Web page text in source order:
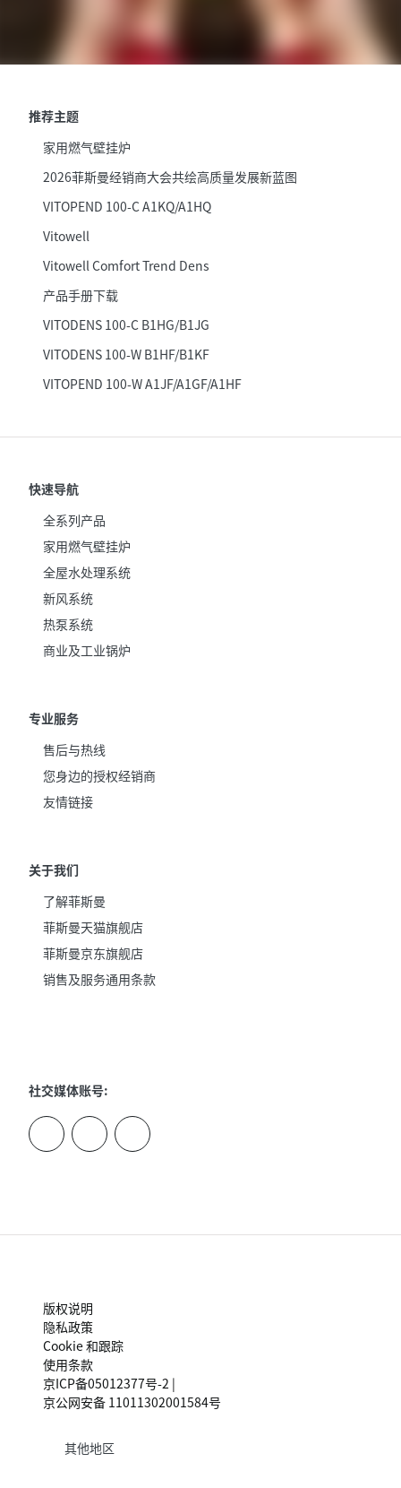
推荐主题
家用燃气壁挂炉
2026菲斯曼经销商大会共绘高质量发展新蓝图
VITOPEND 100-C A1KQ/A1HQ
Vitowell
Vitowell Comfort Trend Dens
产品手册下载
VITODENS 100-C B1HG/B1JG
VITODENS 100-W B1HF/B1KF
VITOPEND 100-W A1JF/A1GF/A1HF
快速导航
全系列产品
家用燃气壁挂炉
全屋水处理系统
新风系统
热泵系统
商业及工业锅炉
专业服务
售后与热线
您身边的授权经销商
友情链接
关于我们
了解菲斯曼
菲斯曼天猫旗舰店
菲斯曼京东旗舰店
销售及服务通用条款
社交媒体账号:
版权说明
隐私政策
Cookie 和跟踪
使用条款
京ICP备05012377号-2 |
京公网安备 11011302001584号
其他地区